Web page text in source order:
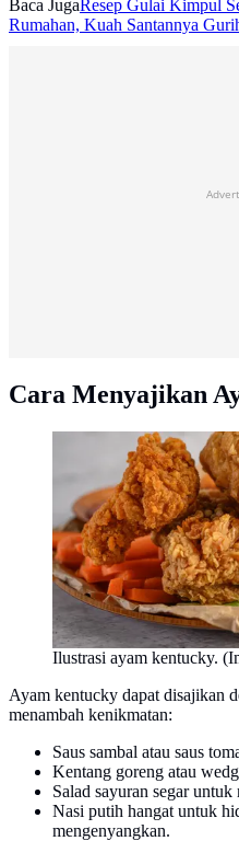
Baca Juga Resep Gulai Kimpul
Rumahan, Kuah Santannya
Cara Menyajikan
Ilustrasi ayam kentucky.
Ayam kentucky dapat disajikan
menambah kenikmatan:
Saus sambal atau saus
Kentang goreng atau
Salad sayuran segar
Nasi putih hangat untuk
mengenyangkan.